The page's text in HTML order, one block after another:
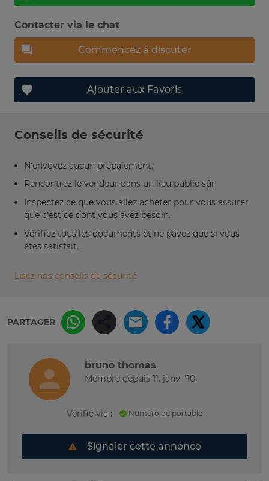
Contacter via le chat
Commencez à discuter
Ajouter aux Favoris
Conseils de sécurité
N’envoyez aucun prépaiement.
Rencontrez le vendeur dans un lieu public sûr.
Inspectez ce que vous allez acheter pour vous assurer
que c’est ce dont vous avez besoin.
Vérifiez tous les documents et ne payez que si vous
êtes satisfait.
Lisez nos conseils de sécurité
PARTAGER
bruno thomas
Membre depuis 11. janv. '10
Vérifié via : Numéro de portable
Signaler cette annonce